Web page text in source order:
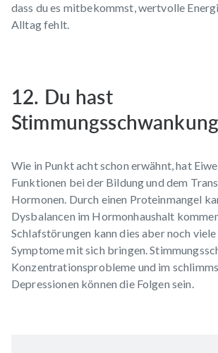
dass du es mitbekommst, wertvolle
Alltag fehlt.
12. Du hast
Wie in Punkt acht schon erwähnt, hat
Funktionen bei der Bildung und dem
Hormonen. Durch einen Proteinmangel
Dysbalancen im Hormonhaushalt
Schlafstörungen kann dies aber noch
Symptome mit sich bringen.
Konzentrationsprobleme und im
Depressionen können die Folgen sein.